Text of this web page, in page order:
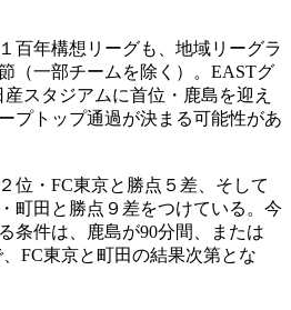
百年構想リーグも、地域リーグラ
（一部チームを除く）。EASTグ
スタジアムに首位・鹿島を迎え
プトップ通過が決まる可能性があ
位・FC東京と勝点５差、そして
町田と勝点９差をつけている。今
条件は、鹿島が90分間、または
FC東京と町田の結果次第とな